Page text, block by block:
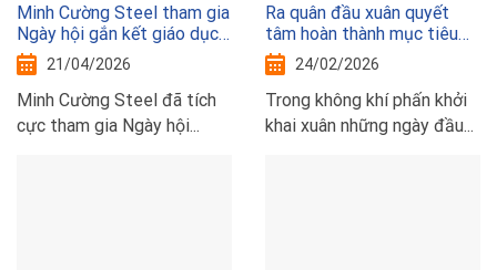
Minh Cường Steel tham gia
Ngày hội gắn kết giáo dục
nghề nghiệp Thủ đô với thị
trường lao động năm 2026
21/04/2026
Minh Cường Steel đã tích
cực tham gia Ngày hội...
Ra quân đầu xuân quyết
tâm hoàn thành mục tiêu
sxkd năm 2026
24/02/2026
Trong không khí phấn khởi
khai xuân những ngày đầu...